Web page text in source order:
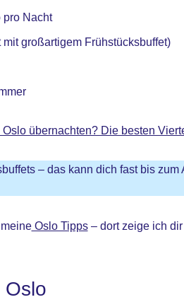
pro Nacht
großartigem Frühstücksbuffet)
Oslo übernachten? Die besten
– das kann dich fast bis zum
Oslo Tipps– dort zeige ich
Oslo